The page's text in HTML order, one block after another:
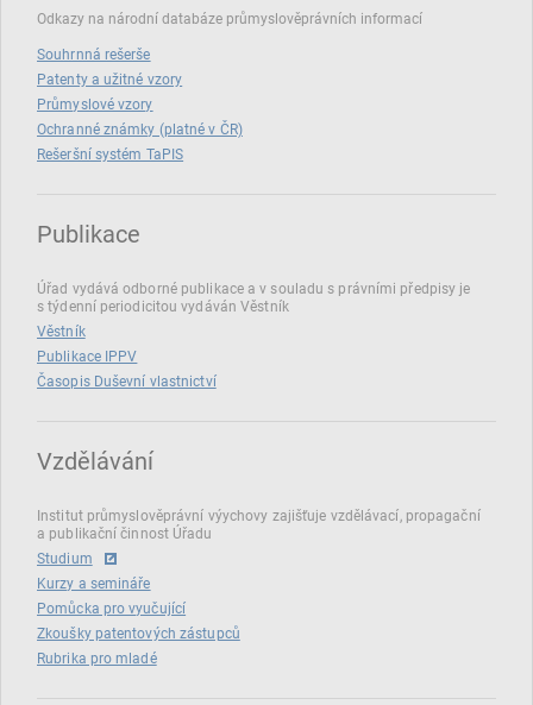
Odkazy na národní databáze průmyslověprávních informací
Souhrnná rešerše
Patenty a užitné vzory
Průmyslové vzory
Ochranné známky (platné v ČR)
Rešeršní systém TaPIS
Publikace
Úřad vydává odborné publikace a v souladu s právními předpisy je
s týdenní periodicitou vydáván Věstník
Věstník
Publikace IPPV
Časopis Duševní vlastnictví
Vzdělávání
Institut průmyslověprávní výychovy zajišťuje vzdělávací, propagační
a publikační činnost Úřadu
Studium
Kurzy a semináře
Pomůcka pro vyučující
Zkoušky patentových zástupců
Rubrika pro mladé